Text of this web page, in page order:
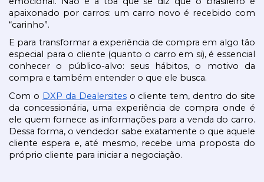
apaixonado por carros: um carro novo é recebido com
“carinho”.
E para transformar a experiência de compra em algo tão
especial para o cliente (quanto o carro em si), é essencial
conhecer o público-alvo: seus hábitos, o motivo da
compra e também entender o que ele busca.
Com o DXP da Dealersites o cliente tem, dentro do site
da concessionária, uma experiência de compra onde é
ele quem fornece as informações para a venda do carro.
Dessa forma, o vendedor sabe exatamente o que aquele
cliente espera e, até mesmo, recebe uma proposta do
próprio cliente para iniciar a negociação.